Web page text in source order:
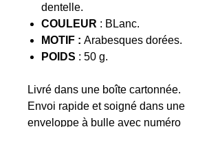
dentelle.
COULEUR : BLanc.
MOTIF : Arabesques dorées.
POIDS : 50 g.
Livré dans une boîte cartonnée.
Envoi rapide et soigné dans une
enveloppe à bulle avec numéro